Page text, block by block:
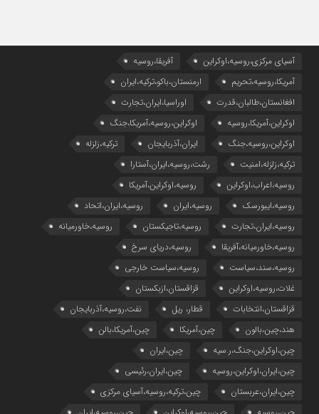
آسیای مرکزی،روسیه،اوکراین
آفریقا،روسیه
آمریکا،روسیه،تحریم
ارمنستان،باکو،ترکیه،ایران
افغانستان،طالبان،قدرت
اوراسیا،ایران،تجارت
اوکراین،آمریکا،روسیه
اوکراین،روسیه،آمریکا،جنگ
اوکراین،روسیه،جنگ
ایران،آذربایجان
ترکیه،زلزله
ترکیه،زلزله،امنیت
رشت،روسیه،ایران،آستارا
روسیه،اعراب،اوکراین
روسیه،اوکراین،آمریکا
روسیه،ایبورسک
روسیه،ایران
روسیه،ایران،اتحاد
روسیه،ایران،تجارت
روسیه،تاجیکستان
روسیه،خاورمیانه
روسیه،خاورمیانه،آفریقا
روسیه،دریای سرخ
روسیه،سند،سیاست
روسیه،سیاست خارجی
غلات،روسیه،اوکراین
قزاقستان،ازبکستان
قزاقستان،انتخابات
قطار، ریل
نفت،روسیه،آذربایجان
هند،چین،بالون
چین،آمریکا
چین،آمریکا،بالن
چین،اوکراین،جنگ،ر.سیه
چین،ایران
چین،ایران،اوکراین،روسیه
چین،ایران،رئیسی
چین،ایران،عربستان
چین،ترکیه،روسیه،آسیای مرکزی